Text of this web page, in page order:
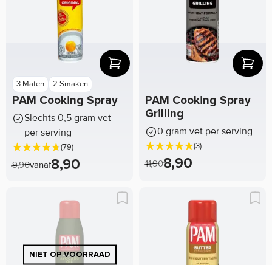
3 Maten 2 Smaken
PAM Cooking Spray
Slechts 0,5 gram vet
per serving
(79)
9,90vanaf8,90
PAM Cooking Spray
Grilling
0 gram vet per serving
(3)
11,908,90